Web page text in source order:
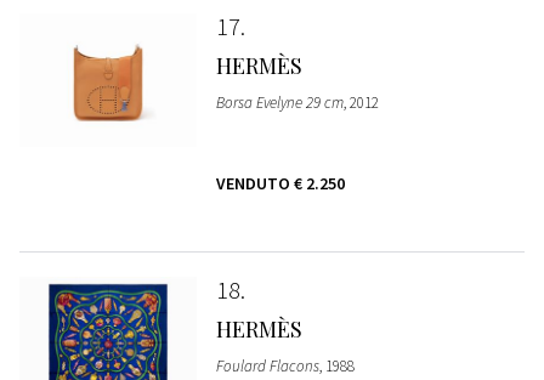
17
HERMÈS
Borsa Evelyne 29 cm, 2012
VENDUTO € 2.250
18
HERMÈS
Foulard Flacons, 1988